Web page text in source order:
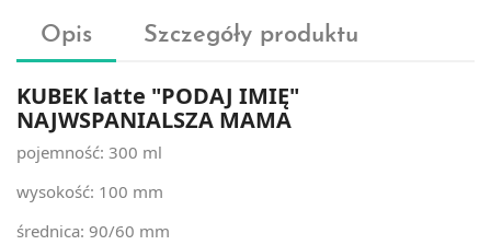
Opis Szczegóły produktu
KUBEK latte "PODAJ IMIĘ"
NAJWSPANIALSZA MAMA
pojemność: 300 ml
wysokość: 100 mm
średnica: 90/60 mm